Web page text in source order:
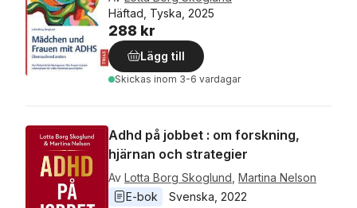
Häftad, Tyska, 2025
288 kr
Lägg till
Skickas inom 3-6 vardagar
Adhd på jobbet : om forskning,
hjärnan och strategier
Av Lotta Borg Skoglund Martina Nelson
E-bok
Svenska 2022